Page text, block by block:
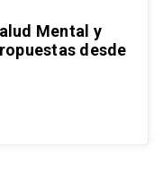
Mental y
desde